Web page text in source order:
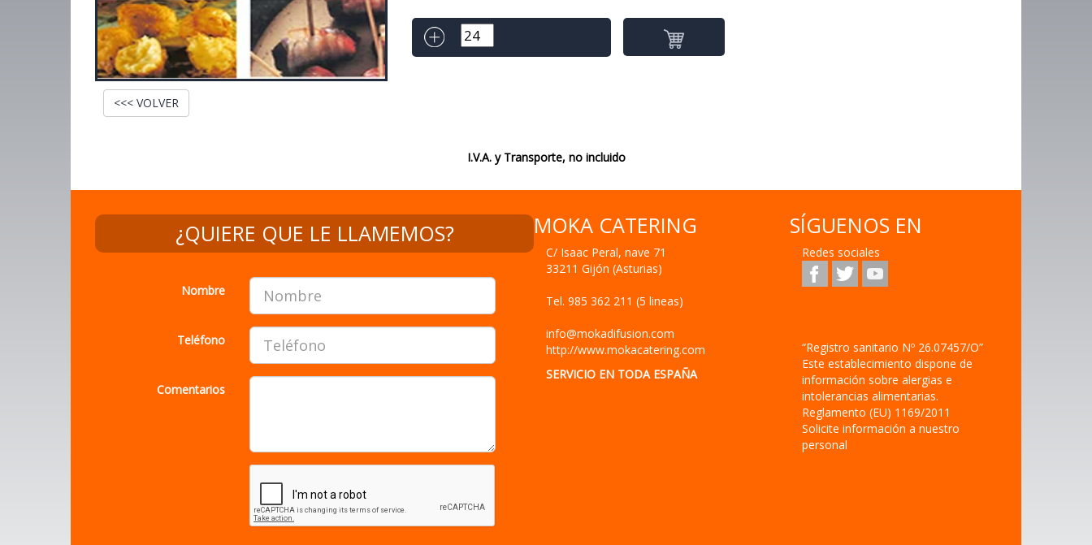
<<< VOLVER
I.V.A. y Transporte, no incluido
Nombre
Teléfono
Comentarios
MOKA CATERING
C/ Isaac Peral, nave 71
33211 Gijón (Asturias)
Tel. 985 362 211 (5 lineas)
info@mokadifusion.com
http://www.mokacatering.com
SERVICIO EN TODA ESPAÑA
SÍGUENOS EN
Redes sociales
“Registro sanitario Nº 26.07457/O”
Este establecimiento dispone de
información sobre alergias e
intolerancias alimentarias.
Reglamento (EU) 1169/2011
Solicite información a nuestro
personal